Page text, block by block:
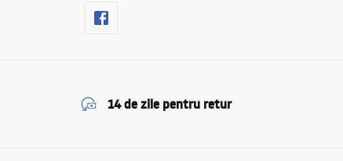
14 de zile pentru retur